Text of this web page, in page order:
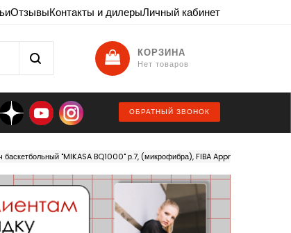
ОтзывыКонтакты и дилерыЛичный кабинет
КОРЗИНА
Нет товаров
ОБРАТНЫЙ ЗВОНОК
баскетбольный "MIKASA BQ1000" р.7, (микрофибра), FIBA Appr